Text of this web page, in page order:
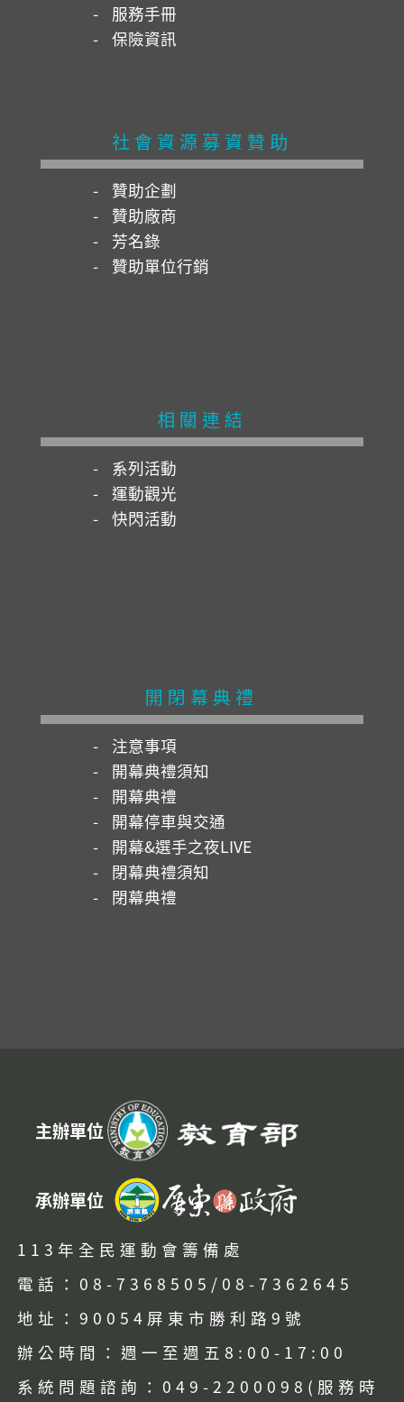
服務手冊
保險資訊
社會資源募資贊助
贊助企劃
贊助廠商
芳名錄
贊助單位行銷
相關連結
系列活動
運動觀光
快閃活動
開閉幕典禮
注意事項
開幕典禮須知
開幕典禮
開幕停車與交通
開幕&選手之夜LIVE
閉幕典禮須知
閉幕典禮
主辦單位
承辦單位
113年全民運動會籌備處
電話：08-7368505/08-7362645
地址：90054屏東市勝利路9號
辦公時間：週一至週五8:00-17:00
系統問題諮詢：049-2200098(服務時